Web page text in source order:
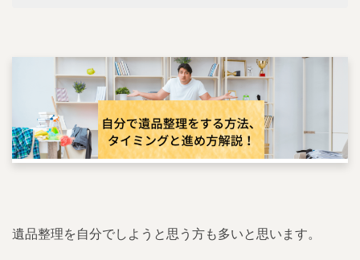
遺品整理を自分でしようと思う方も多いと思います。